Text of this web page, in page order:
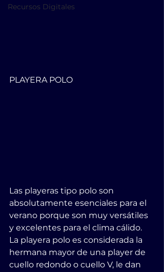
Recursos Digitales
PLAYERA POLO
Las playeras tipo polo son
absolutamente esenciales para el
verano porque son muy versátiles
y excelentes para el clima cálido.
La playera polo es considerada la
hermana mayor de una player de
cuello redondo o cuello V, le dan